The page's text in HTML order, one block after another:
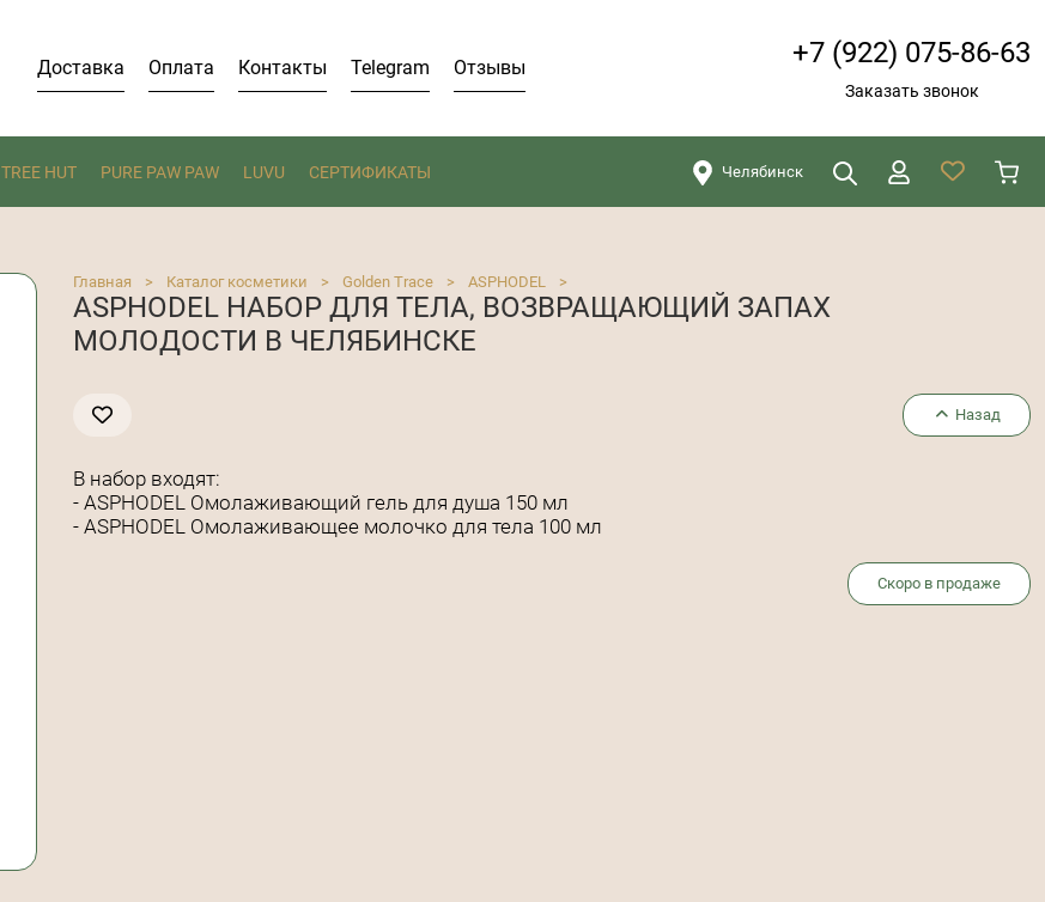
Доставка Оплата Контакты Telegram Отзывы +7 (922) 075-86-63
Заказать звонок
TREE HUT PURE PAW PAW LUVU СЕРТИФИКАТЫ Челябинск
Главная
> Каталог косметики > Golden Trace > ASPHODEL >
ASPHODEL НАБОР ДЛЯ ТЕЛА, ВОЗВРАЩАЮЩИЙ ЗАПАХ
МОЛОДОСТИ В ЧЕЛЯБИНСКЕ
Назад
В набор входят:
- ASPHODEL Омолаживающий гель для душа 150 мл
- ASPHODEL Омолаживающее молочко для тела 100 мл
Скоро в продаже